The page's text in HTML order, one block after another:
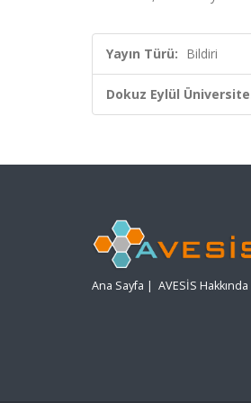
Yayın Türü: Bildiri
Dokuz Eylül
Ana Sayfa | AVESİS Hakkında